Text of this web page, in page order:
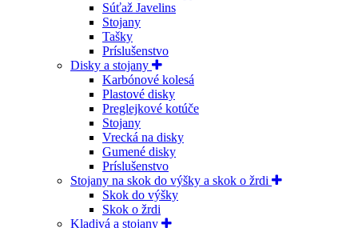
Súťaž Javelins
Stojany
Tašky
Príslušenstvo
Disky a stojany
Karbónové kolesá
Plastové disky
Preglejkové kotúče
Stojany
Vrecká na disky
Gumené disky
Príslušenstvo
Stojany na skok do výšky a skok o žrdi
Skok do výšky
Skok o žrdi
Kladivá a stojany